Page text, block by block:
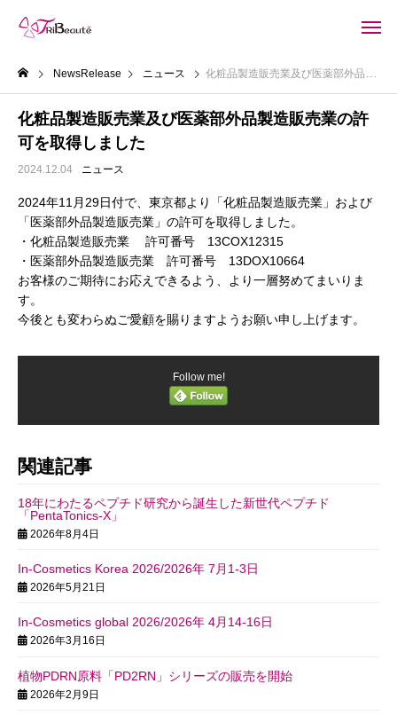
NewsRelease ニュース 化粧品製造販売業及び医薬部外品製造販売業の許可を取得しました
化粧品製造販売業及び医薬部外品製造販売業の許
可を取得しました
2024.12.04 ニュース
2024年11月29日付で、東京都より「化粧品製造販売業」および
「医薬部外品製造販売業」の許可を取得しました。
・化粧品製造販売業 許可番号 13COX12315
・医薬部外品製造販売業 許可番号 13DOX10664
お客様のご期待にお応えできるよう、より一層努めてまいりま
す。
今後とも変わらぬご愛顧を賜りますようお願い申し上げます。
Follow me!
関連記事
18年にわたるペプチド研究から誕生した新世代ペプチド
「PentaTonics-X」
2026年8月4日
In-Cosmetics Korea 2026/2026年 7月1-3日
2026年5月21日
In-Cosmetics global 2026/2026年 4月14-16日
2026年3月16日
植物PDRN原料「PD2RN」シリーズの販売を開始
2026年2月9日